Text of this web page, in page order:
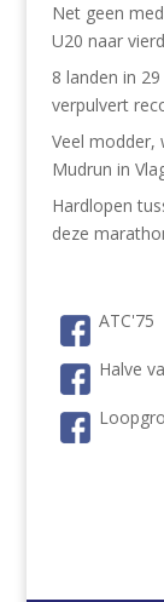
Net geen
U20 naar
8 landen in
verpulvert
Veel modder,
Mudrun in
Hardlopen
deze
ATC'75
Halve